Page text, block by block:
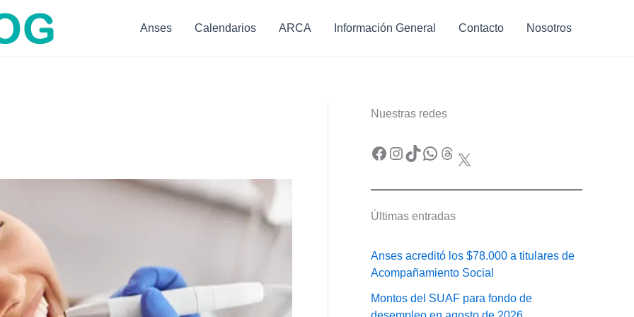
Anses Calendarios ARCA Información General Contacto Nosotros
Nuestras redes
Facebook Instagram TikTok WhatsApp Threads X
Últimas entradas
Anses acreditó los $78.000 a titulares de
Acompañamiento Social
Montos del SUAF para fondo de